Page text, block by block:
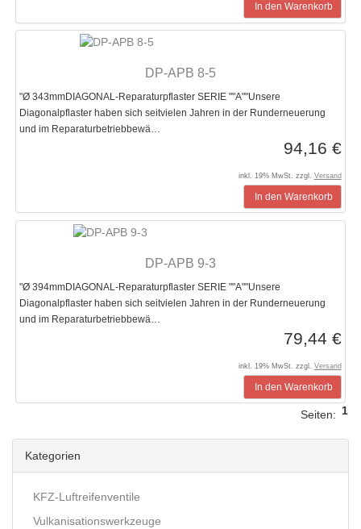
In den Warenkorb
DP-APB 8-5
"Ø 343mmDIAGONAL-Reparaturpflaster SERIE ""A""Unsere
Diagonalpflaster haben sich seitvielen Jahren in der Runderneuerung
und im Reparaturbetriebbewä…
94,16 €
inkl. 19% MwSt. zzgl. Versand
In den Warenkorb
DP-APB 9-3
"Ø 394mmDIAGONAL-Reparaturpflaster SERIE ""A""Unsere
Diagonalpflaster haben sich seitvielen Jahren in der Runderneuerung
und im Reparaturbetriebbewä…
79,44 €
inkl. 19% MwSt. zzgl. Versand
In den Warenkorb
1
Seiten:
Kategorien
KFZ-Luftreifenventile
Vulkanisationswerkzeuge